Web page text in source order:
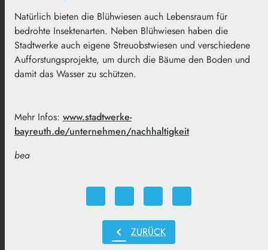
Natürlich bieten die Blühwiesen auch Lebensraum für
bedrohte Insektenarten. Neben Blühwiesen haben die
Stadtwerke auch eigene Streuobstwiesen und verschiedene
Aufforstungsprojekte, um durch die Bäume den Boden und
damit das Wasser zu schützen.
Mehr Infos: www.stadtwerke-
bayreuth.de/unternehmen/nachhaltigkeit
bea
chevron_left ZURÜCK